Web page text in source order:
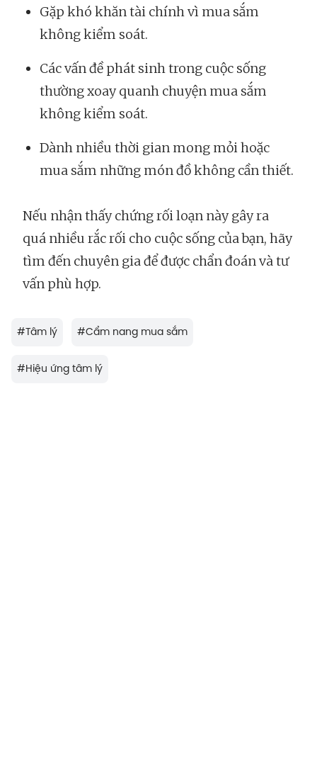
Gặp khó khăn tài chính vì mua sắm
không kiểm soát.
Các vấn đề phát sinh trong cuộc sống
thường xoay quanh chuyện mua sắm
không kiểm soát.
Dành nhiều thời gian mong mỏi hoặc
mua sắm những món đồ không cần thiết.
Nếu nhận thấy chứng rối loạn này gây ra
quá nhiều rắc rối cho cuộc sống của bạn, hãy
tìm đến chuyên gia để được chẩn đoán và tư
vấn phù hợp.
#Tâm lý #Cẩm nang mua sắm
#Hiệu ứng tâm lý